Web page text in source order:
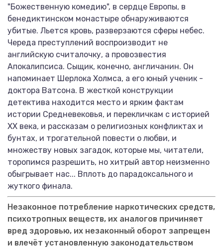
"Божественную комедию", в сердце Европы, в
бенедиктинском монастыре обнаруживаются
убитые. Льется кровь, разверзаются сферы небес.
Череда преступлений воспроизводит не
английскую считалочку, а провозвестия
Апокалипсиса. Сыщик, конечно, англичанин. Он
напоминает Шерлока Холмса, а его юный ученик -
доктора Ватсона. В жесткой конструкции
детектива находится место и ярким фактам
истории Средневековья, и перекличкам с историей
ХХ века, и рассказам о религиозных конфликтах и
бунтах, и трогательной повести о любви, и
множеству новых загадок, которые мы, читатели,
торопимся разрешить, но хитрый автор неизменно
обыгрывает нас... Вплоть до парадоксального и
жуткого финала.
Незаконное потребление наркотических средств,
психотропных веществ, их аналогов причиняет
вред здоровью, их незаконный оборот запрещен
и влечёт установленную законодательством